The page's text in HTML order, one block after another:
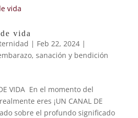
vida
| Feb 22, 2024|
, sanación y bendición
VIDA En el momento del
eres ¡UN CANAL DE
sobre el profundo significado